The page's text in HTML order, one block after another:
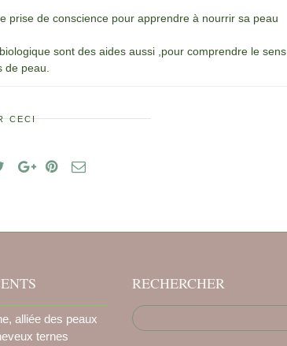
prise de conscience pour apprendre à nourrir sa peau
sont des aides aussi ,pour comprendre le sens
de peau.
CECI
alliée des peaux
ternes
RECHERCHER